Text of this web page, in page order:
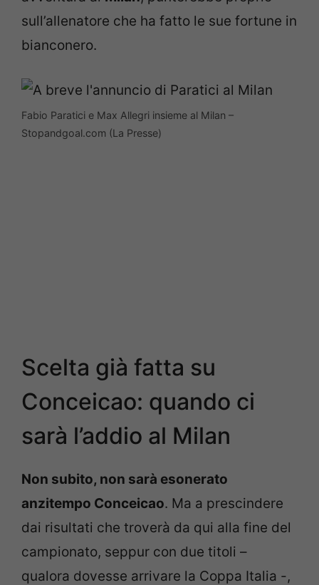
sull’allenatore che ha fatto le sue fortune in
bianconero.
Fabio Paratici e Max Allegri insieme al Milan –
Stopandgoal.com (La Presse)
Scelta già fatta su
Conceicao: quando ci
sarà l’addio al Milan
Non subito, non sarà esonerato
anzitempo Conceicao. Ma a prescindere
dai risultati che troverà da qui alla fine del
campionato, seppur con due titoli –
qualora dovesse arrivare la Coppa Italia -,